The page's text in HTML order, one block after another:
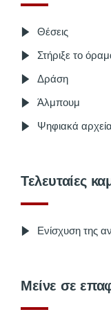
Θέσεις
Στήριξε το
Δράση
Άλμπουμ
Ψηφιακά αρχεία
Τελευταίες
Ενίσχυση της
Μείνε σε